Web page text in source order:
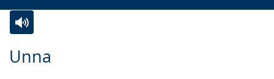
Unna
Leichten
Audio-
Video